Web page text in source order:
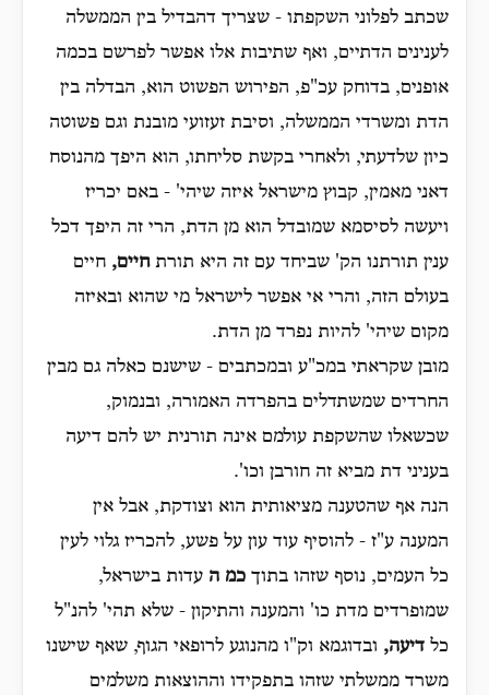
שכתב לפלוני השקפתו - שצריך דהבדיל בין הממשלה
לענינים הדתיים, ואף שתיבות אלו אפשר לפרשם בכמה
אופנים, בדוחק עכ"פ, הפירוש הפשוט הוא, הבדלה בין
הדת ומשרדי הממשלה, וסיבת זעזועי מובנת וגם פשוטה
כיון שלדעתי, ולאחרי בקשת סליחתו, הוא היפך מהנוסח
דאני מאמין, קבוץ מישראל איזה שיהי' - באם יכריז
ויעשה לסיסמא שמובדל הוא מן הדת, הרי זה היפך דכל
ענין תורתנו הק' שביחד עם זה היא תורתחיים, חיים
בעולם הזה, והרי אי אפשר לישראל מי שהוא ובאיזה
מקום שיהי' להיות נפרד מן הדת.
מובן שקראתי במכ"ע ובמכתבים - שישנם כאלה גם מבין
החרדים שמשתדלים בהפרדה האמורה, ובנמוק,
שכשאלו שהשקפת עולמם אינה תורנית יש להם דיעה
בעניני דת מביא זה חורבן וכו'.
הנה אף שהטענה מציאותית הוא וצודקת, אבל אין
המענה ע"ז - להוסיף עוד עון על פשע, להכריז גלוי לעין
כל העמים, נוסף שזהו בתוך כמ ה עדות בישראל,
שמופרדים מדת כו' והמענה והתיקון - שלא תהי' להנ"ל
כל דיעה, ובדוגמא וק"ו מהנוגע לרופאי הגוף, שאף שישנו
משרד ממשלתי שזהו בתפקידו וההוצאות משלמים